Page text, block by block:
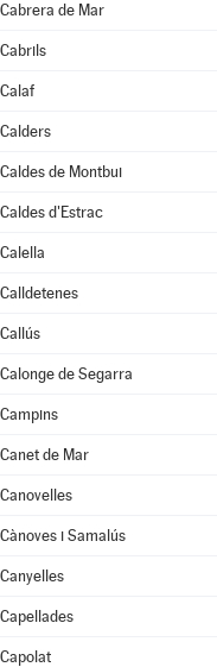
Cabrera de Mar
Cabrils
Calaf
Calders
Caldes de Montbui
Caldes d'Estrac
Calella
Calldetenes
Callús
Calonge de Segarra
Campins
Canet de Mar
Canovelles
Cànoves i Samalús
Canyelles
Capellades
Capolat